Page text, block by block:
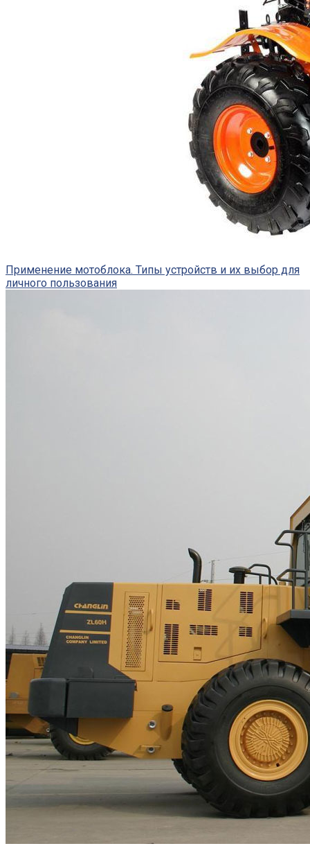
Применение мотоблока. Типы устройств и их выбор для
личного пользования